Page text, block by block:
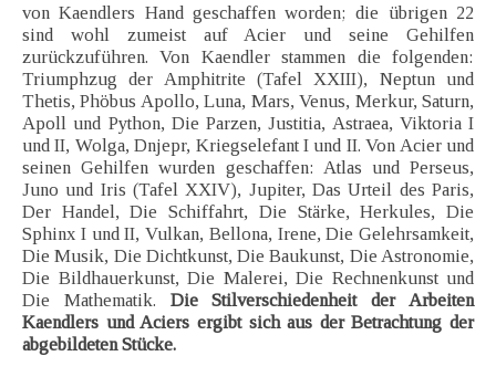
von Kaendlers Hand geschaffen worden; die übrigen 22
sind wohl zumeist auf Acier und seine Gehilfen
zurückzuführen. Von Kaendler stammen die folgenden:
Triumphzug der Amphitrite (Tafel XXIII), Neptun und
Thetis, Phöbus Apollo, Luna, Mars, Venus, Merkur, Saturn,
Apoll und Python, Die Parzen, Justitia, Astraea, Viktoria I
und II, Wolga, Dnjepr, Kriegselefant I und II. Von Acier und
seinen Gehilfen wurden geschaffen: Atlas und Perseus,
Juno und Iris (Tafel XXIV), Jupiter, Das Urteil des Paris,
Der Handel, Die Schiffahrt, Die Stärke, Herkules, Die
Sphinx I und II, Vulkan, Bellona, Irene, Die Gelehrsamkeit,
Die Musik, Die Dichtkunst, Die Baukunst, Die Astronomie,
Die Bildhauerkunst, Die Malerei, Die Rechnenkunst und
Die Mathematik. Die Stilverschiedenheit der Arbeiten
Kaendlers und Aciers ergibt sich aus der Betrachtung der
abgebildeten Stücke.